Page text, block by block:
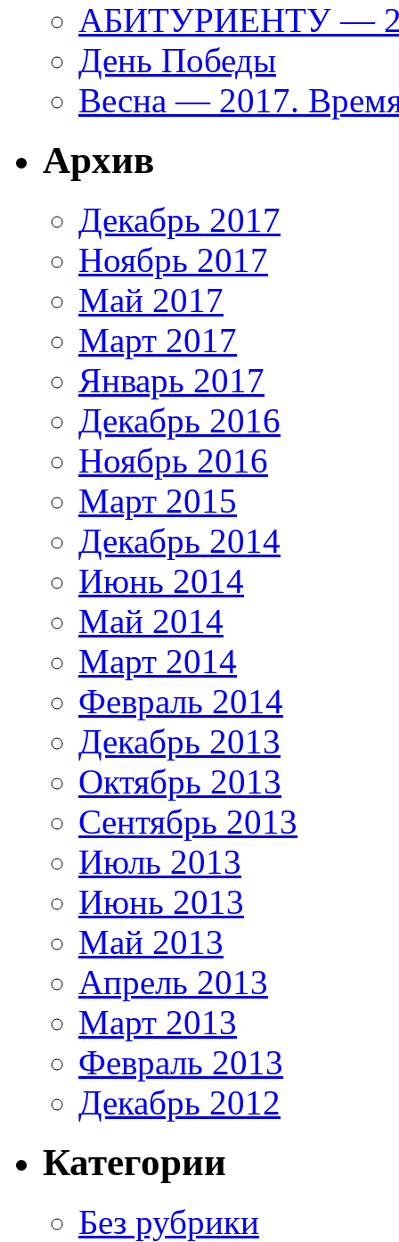
АБИТУРИЕНТУ —
День Победы
Весна — 2017.
Архив
Декабрь 2017
Ноябрь 2017
Май 2017
Март 2017
Январь 2017
Декабрь 2016
Ноябрь 2016
Март 2015
Декабрь 2014
Июнь 2014
Май 2014
Март 2014
Февраль 2014
Декабрь 2013
Октябрь 2013
Сентябрь 2013
Июль 2013
Июнь 2013
Май 2013
Апрель 2013
Март 2013
Февраль 2013
Декабрь 2012
Категории
Без рубрики